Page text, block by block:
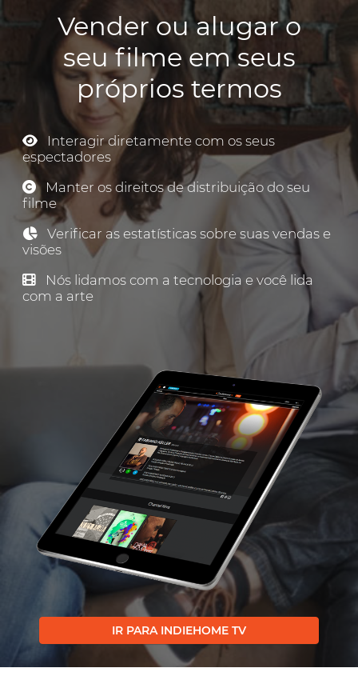
Vender ou alugar o
seu filme em seus
próprios termos
Interagir diretamente com os seus
espectadores
Manter os direitos de distribuição do seu
filme
Verificar as estatísticas sobre suas vendas e
visões
Nós lidamos com a tecnologia e você lida
com a arte
IR PARA INDIEHOME TV